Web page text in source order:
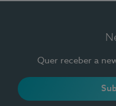
Quer receber a